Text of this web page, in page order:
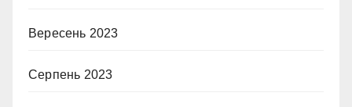
Вересень 2023
Серпень 2023